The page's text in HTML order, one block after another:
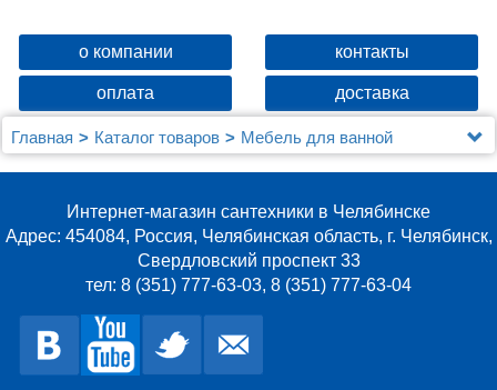
о компании контакты
оплата доставка
Главная Каталог товаров
Мебель для ванной
Зеркала
см состаренный дуб
Интернет-магазин сантехники в Челябинске
Адрес: 454084, Россия, Челябинская область, г. Челябинск,
Свердловский проспект 33
тел: 8 (351) 777-63-03, 8 (351) 777-63-04